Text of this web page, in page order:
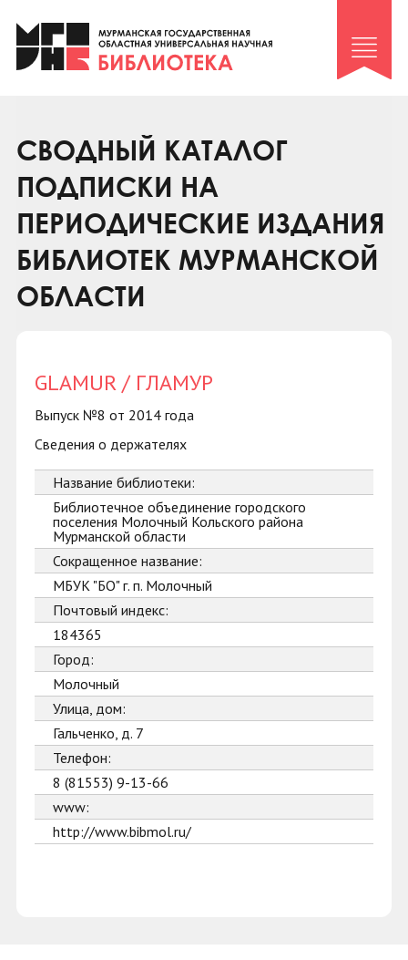
Клуб «Гиря и сельдерей»
Клуб «Семейный архив»
Коллегам
Контакты
СВОДНЫЙ КАТАЛОГ
ПОДПИСКИ НА
ПЕРИОДИЧЕСКИЕ ИЗДАНИЯ
БИБЛИОТЕК МУРМАНСКОЙ
ОБЛАСТИ
GLAMUR / ГЛАМУР
Выпуск №8 от 2014 года
Сведения о держателях
Название библиотеки:
Библиотечное объединение городского
поселения Молочный Кольского района
Мурманской области
Сокращенное название:
МБУК "БО" г. п. Молочный
Почтовый индекс:
184365
Город:
Молочный
Улица, дом:
Гальченко, д. 7
Телефон:
8 (81553) 9-13-66
www:
http://www.bibmol.ru/